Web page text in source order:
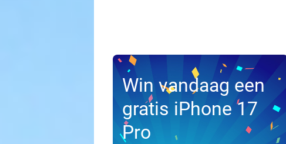
Win vandaag een
gratis iPhone 17
Pro